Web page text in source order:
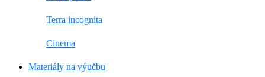
Terra incognita
Cinema
Materiály na výučbu